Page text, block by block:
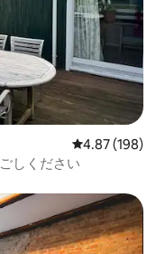
レビュー198
4.87 (198)
しください